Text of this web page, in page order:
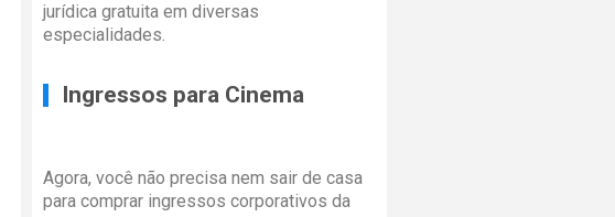
jurídica gratuita em diversas
especialidades.
Ingressos para Cinema
Agora, você não precisa nem sair de casa
para comprar ingressos corporativos da